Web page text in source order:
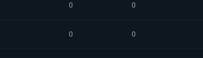
0 0
0 0